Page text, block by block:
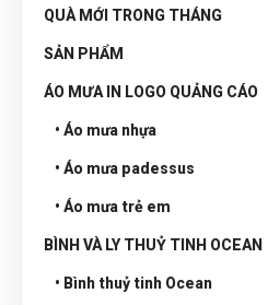
QUÀ MỚI TRONG THÁNG
SẢN PHẨM
ÁO MƯA IN LOGO QUẢNG CÁO
• Áo mưa nhựa
• Áo mưa padessus
• Áo mưa trẻ em
BÌNH VÀ LY THUỶ TINH OCEAN
• Bình thuỷ tinh Ocean